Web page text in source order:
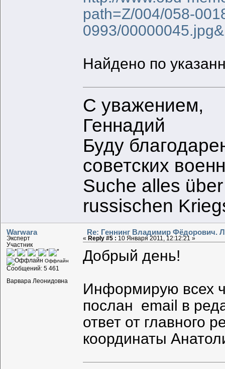
path=Z/004/058-
0993/
Найдено по
С уважением,
Геннадий
Буду
советских
Suche alles
russischen
Warwara
Эксперт
Участник
Оффлайн
Сообщений: 5 461
Варвара Леонидовна
Re: Геннинг Владимир Фёдорович.
«Reply #5 : 10 Января 2011, 12:12:21 »
Добрый день!
Информирую всех
послан email в
ответ от главного
координаты